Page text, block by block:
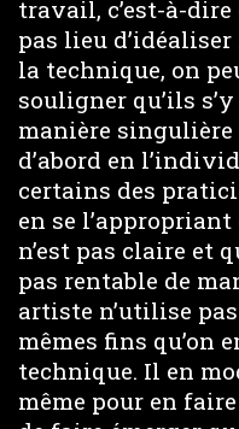
travail, c’est-à-dire
pas lieu
la technique, on
souligner qu’ils
manière
d’abord en
certains des
en se
n’est pas claire et
pas rentable de
artiste n’utilise
mêmes fins qu’on
technique. Il en
même pour en